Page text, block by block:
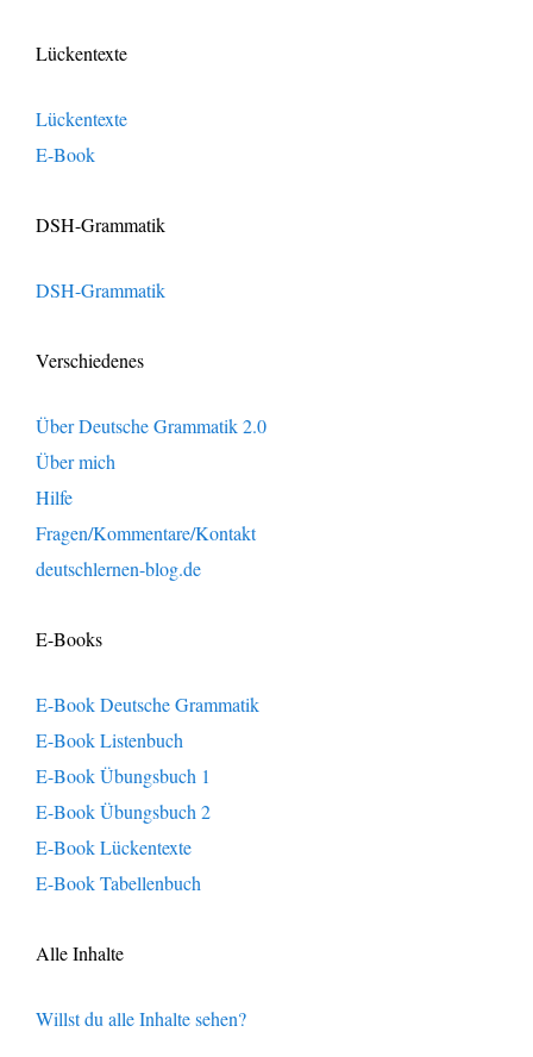
Lückentexte
Lückentexte
E-Book
DSH-Grammatik
DSH-Grammatik
Verschiedenes
Über Deutsche Grammatik 2.0
Über mich
Hilfe
Fragen/Kommentare/Kontakt
deutschlernen-blog.de
E-Books
E-Book Deutsche Grammatik
E-Book Listenbuch
E-Book Übungsbuch 1
E-Book Übungsbuch 2
E-Book Lückentexte
E-Book Tabellenbuch
Alle Inhalte
Willst du alle Inhalte sehen?